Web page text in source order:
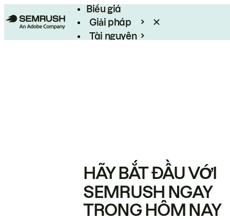
Biểu giá
Giải pháp
Tài nguyên
HÃY BẮT ĐẦU VỚI
SEMRUSH NGAY
TRONG HÔM NAY